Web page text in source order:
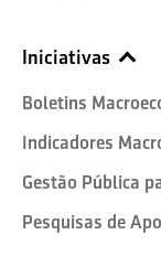
Iniciativas
Boletins
Indicadores
Gestão Pública
Pesquisas de